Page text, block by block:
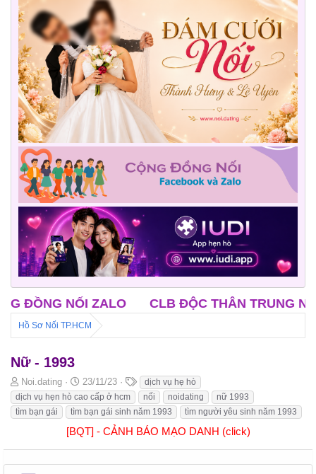
NỐI ZALO CLB ĐỘC THÂN TRUNG NIÊN
Hồ Sơ Nối TP.HCM
Nữ - 1993
B
ắ
t
đ
Noi.dating
N
g
à
y
b
23/11/23
T
h
ẻ
dịch vụ hẹ hò
dịch vụ hẹn hò cao cấp ở hcm
nối noidating
nữ 1993
tìm bạn gái
tìm bạn gái sinh năm 1993 tìm người yêu sinh năm 1993
[BQT] - CẢNH BÁO MẠO DANH (click)